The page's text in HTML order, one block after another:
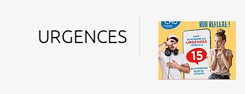
URGENCES